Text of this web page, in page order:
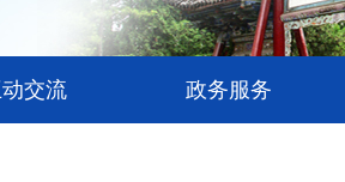
交流 政务服务